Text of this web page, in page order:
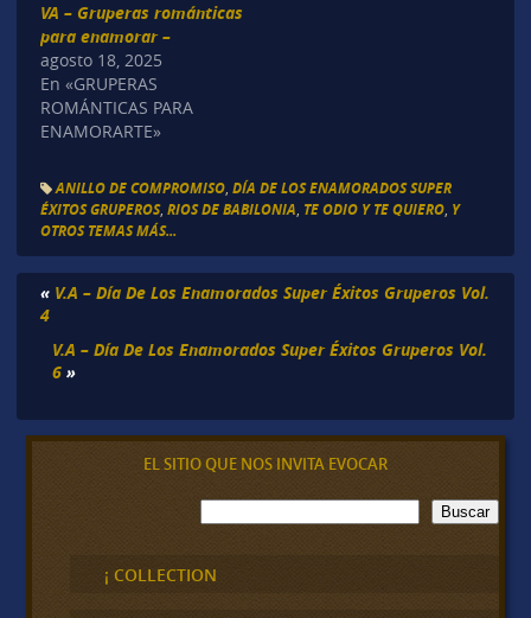
VA – Gruperas románticas
para enamorar –
agosto 18, 2025
En «GRUPERAS
ROMÁNTICAS PARA
ENAMORARTE»
ANILLO DE COMPROMISO, DÍA DE LOS ENAMORADOS SUPER
ÉXITOS GRUPEROS, RIOS DE BABILONIA TE ODIO Y TE QUIERO, Y
OTROS TEMAS MÁS...
« V.A – Día De Los Enamorados Super Éxitos Gruperos Vol.
4
V.A – Día De Los Enamorados Super Éxitos Gruperos Vol.
6 »
EL SITIO QUE NOS INVITA EVOCAR
B
u
c
a
Buscar
¡ COLLECTION